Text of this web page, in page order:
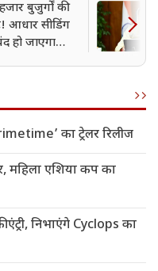
बुजुर्गों की
आधार सीडिंग
हो जाएगा
का ट्रेलर रिलीज
महिला एशिया कप का
निभाएंगे Cyclops का